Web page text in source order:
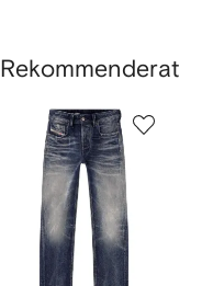
Rekommenderat